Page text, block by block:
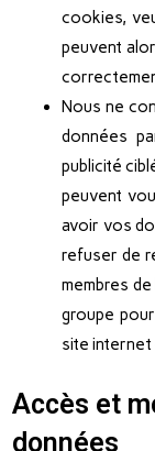
cookies,
peuvent
Nous ne
données
publicité
peuvent
avoir vos
refuser de
membres
groupe
site internet
Accès et
données